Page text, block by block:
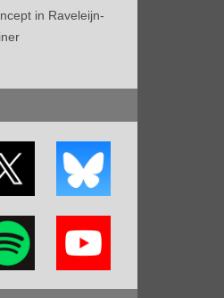
in Raveleijn-